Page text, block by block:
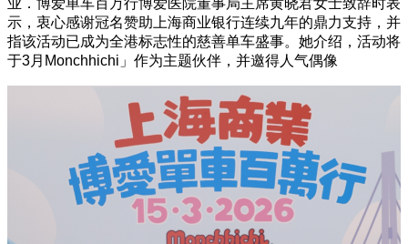
示，衷心感谢冠名赞助上海商业银行连续九年的鼎力支持，并
指该活动已成为全港标志性的慈善单车盛事。她介绍，活动将
于3月Monchhichi」作为主题伙伴，并邀得人气偶像